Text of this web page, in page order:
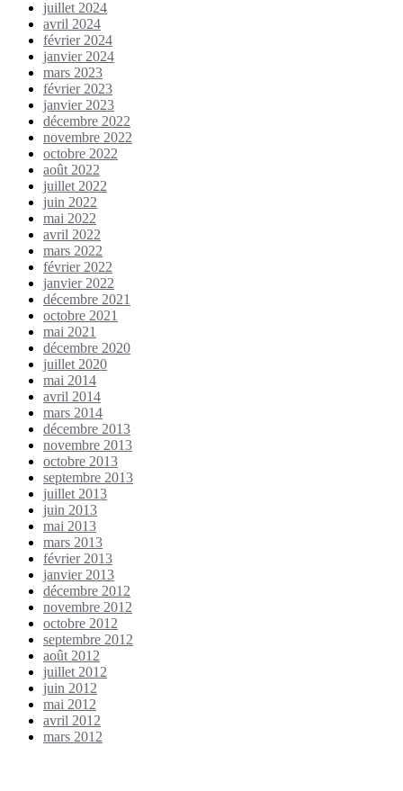
juillet 2024
avril 2024
février 2024
janvier 2024
mars 2023
février 2023
janvier 2023
décembre 2022
novembre 2022
octobre 2022
août 2022
juillet 2022
juin 2022
mai 2022
avril 2022
mars 2022
février 2022
janvier 2022
décembre 2021
octobre 2021
mai 2021
décembre 2020
juillet 2020
mai 2014
avril 2014
mars 2014
décembre 2013
novembre 2013
octobre 2013
septembre 2013
juillet 2013
juin 2013
mai 2013
mars 2013
février 2013
janvier 2013
décembre 2012
novembre 2012
octobre 2012
septembre 2012
août 2012
juillet 2012
juin 2012
mai 2012
avril 2012
mars 2012